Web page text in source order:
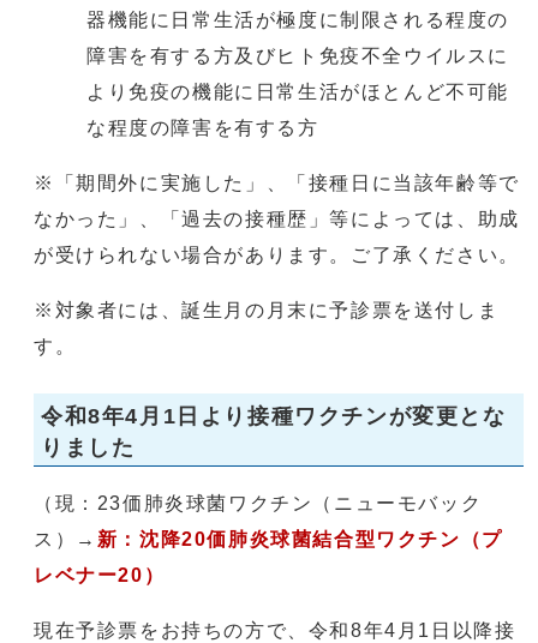
器機能に日常生活が極度に制限される程度の
障害を有する方及びヒト免疫不全ウイルスに
より免疫の機能に日常生活がほとんど不可能
な程度の障害を有する方
※「期間外に実施した」、「接種日に当該年齢等で
なかった」、「過去の接種歴」等によっては、助成
が受けられない場合があります。ご了承ください。
※対象者には、誕生月の月末に予診票を送付しま
す。
令和8年4月1日より接種ワクチンが変更とな
りました
（現：23価肺炎球菌ワクチン（ニューモバック
ス）→ 新：沈降20価肺炎球菌結合型ワクチン（プ
レベナー20）
現在予診票をお持ちの方で、令和8年4月1日以降接